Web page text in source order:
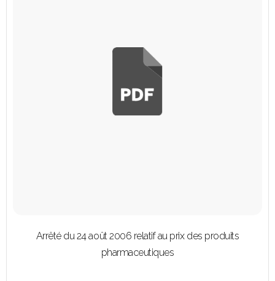
Arrêté du 24 août 2006 relatif au prix des produits
pharmaceutiques